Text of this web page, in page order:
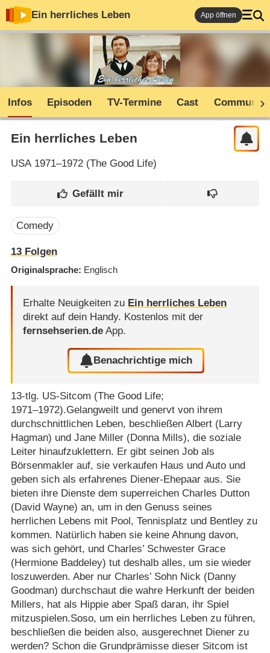
Ein herrliches Leben App öffnen
Infos Episoden TV-Termine Cast Community
Ein herrliches Leben
USA1971–1972 (The Good Life)
Comedy
13Folgen
Originalsprache Englisch
Erhalte Neuigkeiten zu Ein herrliches Leben
direkt auf dein Handy. Kostenlos mit der
fernsehserien.deApp.
Benachrichtige mich
13-tlg. US-Sitcom (The Good Life;
1971⁠–⁠1972).Gelangweilt und genervt von ihrem
durchschnittlichen Leben, beschließen Albert (Larry
Hagman) und Jane Miller (Donna Mills), die soziale
Leiter hinaufzuklettern. Er gibt seinen Job als
Börsenmakler auf, sie verkaufen Haus und Auto und
geben sich als erfahrenes Diener-Ehepaar aus. Sie
bieten ihre Dienste dem superreichen Charles Dutton
(David Wayne) an, um in den Genuss seines
herrlichen Lebens mit Pool, Tennisplatz und Bentley zu
kommen. Natürlich haben sie keine Ahnung davon,
was sich gehört, und Charles’ Schwester Grace
(Hermione Baddeley) tut deshalb alles, um sie wieder
loszuwerden. Aber nur Charles’ Sohn Nick (Danny
Goodman) durchschaut die wahre Herkunft der beiden
Millers, hat als Hippie aber Spaß daran, ihr Spiel
mitzuspielen.Soso, um ein herrliches Leben zu führen,
beschließen die beiden also, ausgerechnet Diener zu
werden? Schon die Grundprämisse dieser Sitcom ist